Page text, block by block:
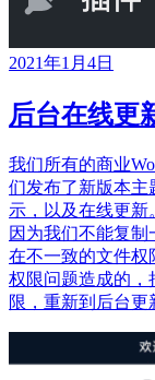
2021年1月4日
后台在线更
我们所有的商业
们发布了新版本主
示，以及在线更新
因为我们不能复
在不一致的文件权
权限问题造成的，
限，重新到后台更